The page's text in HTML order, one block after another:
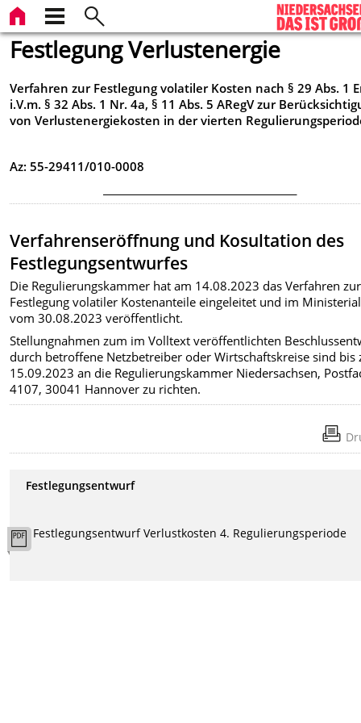
Festlegung Verlustenergie
Verfahren zur Festlegung volatiler Kosten nach § 29 Abs. 1
i.V.m. § 32 Abs. 1 Nr. 4a, § 11 Abs. 5 ARegV zur
von Verlustenergiekosten in der vierten
Az: 55-29411/010-0008
Verfahrenseröffnung und Kosultation des
Festlegungsentwurfes
Die Regulierungskammer hat am 14.08.2023 das Verfahren zur
Festlegung volatiler Kostenanteile eingeleitet und im
vom 30.08.2023 veröffentlicht.
Stellungnahmen zum im Volltext veröffentlichten
durch betroffene Netzbetreiber oder Wirtschaftskreise sind bis
15.09.2023 an die Regulierungskammer Niedersachsen,
4107, 30041 Hannover zu richten.
Festlegungsentwurf
Festlegungsentwurf Verlustkosten 4. Regulierungsperiode